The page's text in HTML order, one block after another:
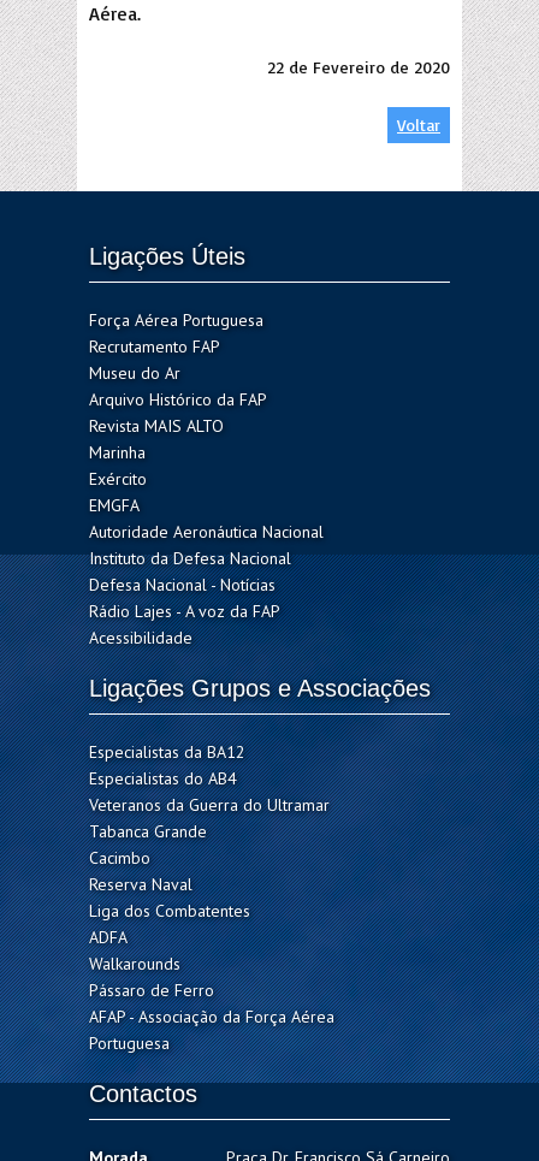
Aérea.
22 de Fevereiro de 2020
Voltar
Ligações Úteis
Força Aérea Portuguesa
Recrutamento FAP
Museu do Ar
Arquivo Histórico da FAP
Revista MAIS ALTO
Marinha
Exército
EMGFA
Autoridade Aeronáutica Nacional
Instituto da Defesa Nacional
Defesa Nacional - Notícias
Rádio Lajes - A voz da FAP
Acessibilidade
Ligações Grupos e Associações
Especialistas da BA12
Especialistas do AB4
Veteranos da Guerra do Ultramar
Tabanca Grande
Cacimbo
Reserva Naval
Liga dos Combatentes
ADFA
Walkarounds
Pássaro de Ferro
AFAP - Associação da Força Aérea
Portuguesa
Contactos